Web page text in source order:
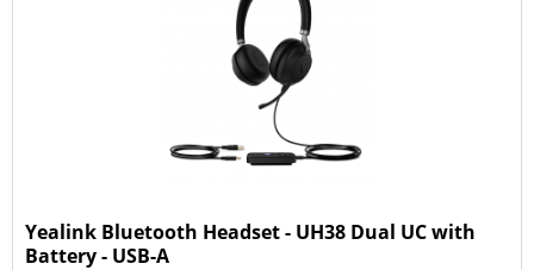
Yealink Bluetooth Headset - UH38 Dual UC with
Battery - USB-A